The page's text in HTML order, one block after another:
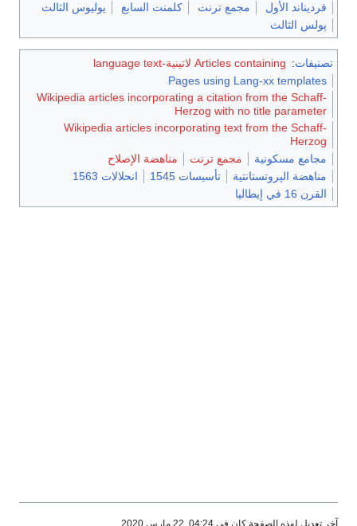
فرديناند الأول
مجمع ترنت كلمنت السابع
يوليوس الثالث
پولس الثالث
تصنيفات: Articles containing لاتينية-language text
Pages using Lang-xx templates
Wikipedia articles incorporating a citation from the Schaff-
Herzog with no title parameter
Wikipedia articles incorporating text from the Schaff-
Herzog
مجامع مسكونية
مجمع ترنت
مناهضة الإصلاح
مناهضة الپروتستانتية
تأسيسات 1545
انحلالات 1563
القرن 16 في إيطاليا
آخر تعديل لهذه الصفحة كان في 04:24, 22 مارس 2020.